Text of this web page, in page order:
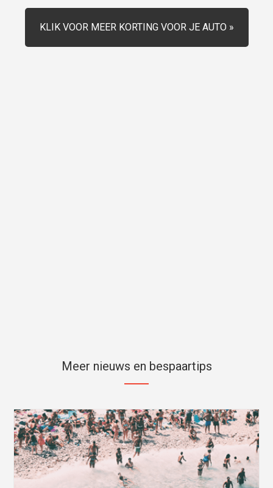
KLIK VOOR MEER KORTING VOOR JE AUTO »
Meer nieuws en bespaartips